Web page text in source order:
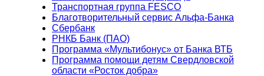
Транспортная группа FESCO
Благотворительный сервис Альфа-Банка
Сбербанк
РНКБ Банк (ПАО)
Программа «Мультибонус» от Банка ВТБ
Программа помощи детям Свердловской
области «Росток добра»